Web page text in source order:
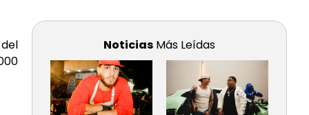
Noticias Más Leídas